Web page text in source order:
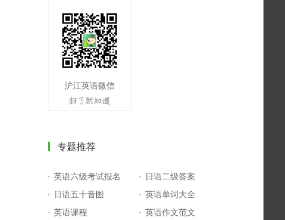
沪江英语微信
专题推荐
英语六级考试报名
日语二级答案
日语五十音图
英语单词大全
英语课程
英语作文范文